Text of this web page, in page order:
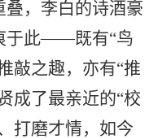
叠，李白的诗酒豪
于此——既有“鸟
敲之趣，亦有“推
成了最亲近的“校
打磨才情，如今